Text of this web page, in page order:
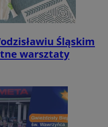
Śląskim
warsztaty